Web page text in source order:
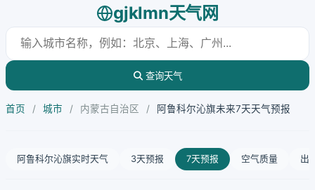
gjklmn天气网
查询天气
首页 / 城市 / 内蒙古自治区 / 阿鲁科尔沁旗未来7天天气预报
阿鲁科尔沁旗实时天气 3天预报 7天预报 空气质量 出